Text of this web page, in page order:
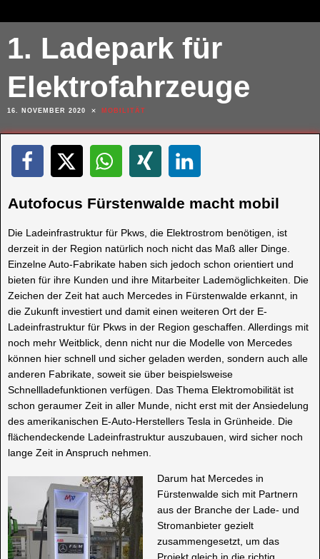
1. Ladepark für
Elektrofahrzeuge
16. NOVEMBER 2020 MOBILITÄT
Autofocus Fürstenwalde macht mobil
Die Ladeinfrastruktur für Pkws, die Elektrostrom benötigen, ist
derzeit in der Region natürlich noch nicht das Maß aller Dinge.
Einzelne Auto-Fabrikate haben sich jedoch schon orientiert und
bieten für ihre Kunden und ihre Mitarbeiter Lademöglichkeiten. Die
Zeichen der Zeit hat auch Mercedes in Fürstenwalde erkannt, in
die Zukunft investiert und damit einen weiteren Ort der E-
Ladeinfrastruktur für Pkws in der Region geschaffen. Allerdings mit
noch mehr Weitblick, denn nicht nur die Modelle von Mercedes
können hier schnell und sicher geladen werden, sondern auch alle
anderen Fabrikate, soweit sie über beispielsweise
Schnellladefunktionen verfügen. Das Thema Elektromobilität ist
schon geraumer Zeit in aller Munde, nicht erst mit der Ansiedelung
des amerikanischen E-Auto-Herstellers Tesla in Grünheide. Die
flächendeckende Ladeinfrastruktur auszubauen, wird sicher noch
lange Zeit in Anspruch nehmen.
Darum hat Mercedes in
Fürstenwalde sich mit Partnern
aus der Branche der Lade- und
Stromanbieter gezielt
zusammengesetzt, um das